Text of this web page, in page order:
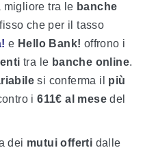
migliore tra le banche
che per il tasso
e Hello Bank! offrono i
tra le banche online.
si conferma il più
i611€ al mese del
dei mutui offerti dalle